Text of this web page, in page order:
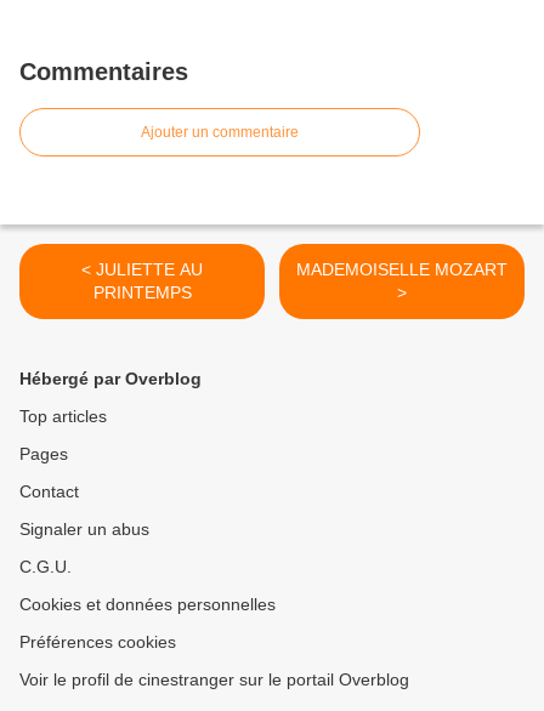
Commentaires
Ajouter un commentaire
< JULIETTE AU
PRINTEMPS
MADEMOISELLE MOZART
>
Hébergé par Overblog
Top articles
Pages
Contact
Signaler un abus
C.G.U.
Cookies et données personnelles
Préférences cookies
Voir le profil de cinestranger sur le portail Overblog